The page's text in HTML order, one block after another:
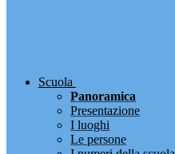
Scuola
Panoramica
Presentazione
I luoghi
Le persone